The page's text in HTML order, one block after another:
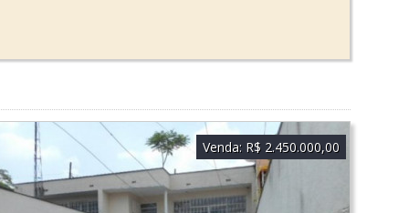
Venda: R$ 2.450.000,00